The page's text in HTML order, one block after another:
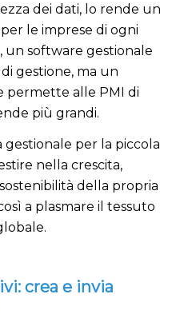
dei dati, lo rende un
le imprese di ogni
un software gestionale
gestione, ma un
permette alle PMI di
più grandi.
gestionale per la piccola
nella crescita,
della propria
a plasmare il tessuto
crea e invia